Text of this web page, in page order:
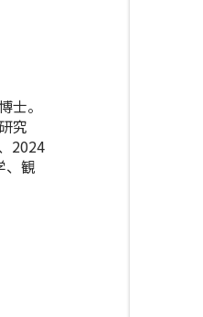
士。
究
2024
、観